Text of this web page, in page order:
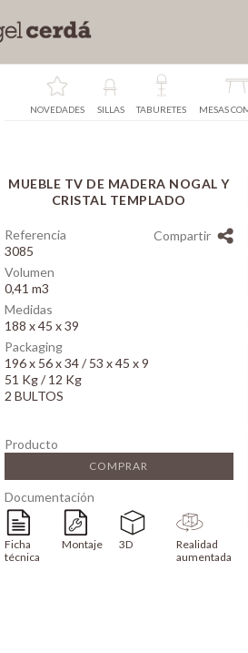
NOVEDADES SILLAS TABURETES MESAS
MUEBLE TV DE MADERA NOGAL Y
CRISTAL TEMPLADO
Referencia
3085
Volumen
0,41 m3
Medidas
188 x 45 x 39
Packaging
196 x 56 x 34 / 53 x 45 x 9
51 Kg / 12 Kg
2 BULTOS
Compartir
Producto
COMPRAR
Documentación
Ficha
técnica
Montaje 3D
Realidad
aumentada